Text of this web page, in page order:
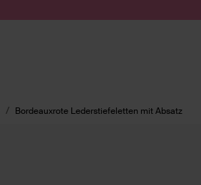
Bordeauxrote Lederstiefeletten mit Absatz